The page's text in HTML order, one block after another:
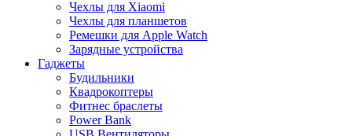
Чехлы для Xiaomi
Чехлы для планшетов
Ремешки для Apple Watch
Зарядные устройства
Гаджеты
Будильники
Квадрокоптеры
Фитнес браслеты
Power Bank